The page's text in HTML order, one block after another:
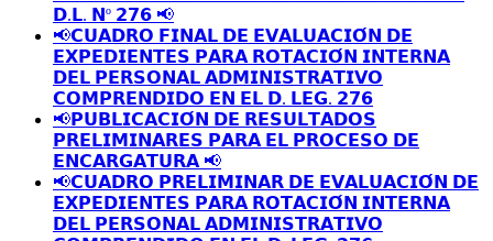
𝗗.𝗟. 𝗡º 𝟮𝟳𝟲 📢
📢𝗖𝗨𝗔𝗗𝗥𝗢 𝗙𝗜𝗡𝗔𝗟 𝗗𝗘 𝗘𝗩𝗔𝗟𝗨𝗔𝗖𝗜𝗢́𝗡 𝗗𝗘
𝗘𝗫𝗣𝗘𝗗𝗜𝗘𝗡𝗧𝗘𝗦 𝗣𝗔𝗥𝗔 𝗥𝗢𝗧𝗔𝗖𝗜𝗢́𝗡 𝗜𝗡𝗧𝗘𝗥𝗡𝗔
𝗗𝗘𝗟 𝗣𝗘𝗥𝗦𝗢𝗡𝗔𝗟 𝗔𝗗𝗠𝗜𝗡𝗜𝗦𝗧𝗥𝗔𝗧𝗜𝗩𝗢
𝗖𝗢𝗠𝗣𝗥𝗘𝗡𝗗𝗜𝗗𝗢 𝗘𝗡 𝗘𝗟 𝗗. 𝗟𝗘𝗚. 𝟮𝟳𝟲
📢𝗣𝗨𝗕𝗟𝗜𝗖𝗔𝗖𝗜𝗢́𝗡 𝗗𝗘 𝗥𝗘𝗦𝗨𝗟𝗧𝗔𝗗𝗢𝗦
𝗣𝗥𝗘𝗟𝗜𝗠𝗜𝗡𝗔𝗥𝗘𝗦 𝗣𝗔𝗥𝗔 𝗘𝗟 𝗣𝗥𝗢𝗖𝗘𝗦𝗢 𝗗𝗘
𝗘𝗡𝗖𝗔𝗥𝗚𝗔𝗧𝗨𝗥𝗔 📢
📢𝗖𝗨𝗔𝗗𝗥𝗢 𝗣𝗥𝗘𝗟𝗜𝗠𝗜𝗡𝗔𝗥 𝗗𝗘 𝗘𝗩𝗔𝗟𝗨𝗔𝗖𝗜𝗢́𝗡 𝗗𝗘
𝗘𝗫𝗣𝗘𝗗𝗜𝗘𝗡𝗧𝗘𝗦 𝗣𝗔𝗥𝗔 𝗥𝗢𝗧𝗔𝗖𝗜𝗢́𝗡 𝗜𝗡𝗧𝗘𝗥𝗡𝗔
𝗗𝗘𝗟 𝗣𝗘𝗥𝗦𝗢𝗡𝗔𝗟 𝗔𝗗𝗠𝗜𝗡𝗜𝗦𝗧𝗥𝗔𝗧𝗜𝗩𝗢